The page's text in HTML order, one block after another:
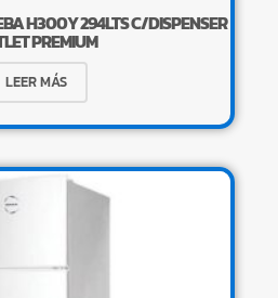
H300Y 294LTS C/DISPENSER
PREMIUM
LEER MÁS